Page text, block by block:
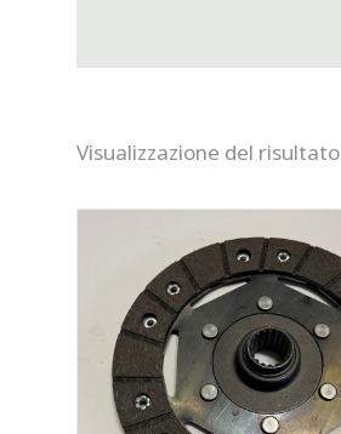
Visualizzazione del risultato